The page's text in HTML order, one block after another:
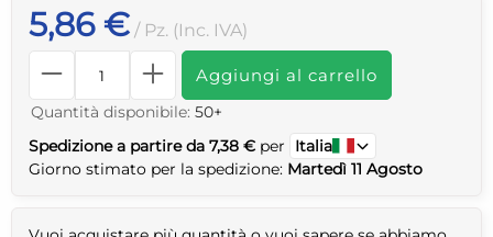
5,86 € / Pz. (Inc. IVA)
Aggiungi al carrello
Quantità disponibile: 50+
Spedizione a partire da 7,38 € per
Italia
Giorno stimato per la spedizione: Martedì 11 Agosto